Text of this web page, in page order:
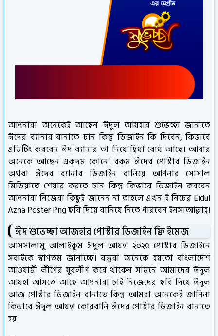
আপনারা অনেকেই আছেন ঈদুল আযহার শুভেচ্ছা জানাতে
ঈদের ব্যানার বানাতে চান কিন্তু ডিজাইন কি দিবেন, কিভাবে
এডিটিং করবেন ঈদ ব্যানার তা নিয়ে দ্বিধা বোধ আছে। আবার
অনেকে আছেন একদম কোনো রকম ঈদের পোস্টার ডিজাইন
অথবা ঈদের ব্যানার ডিজাইন বানিয়ে আপনার সোসাল
মিডিয়াতে শেয়ার করতে চান কিন্তু কিভাবে ডিজাইন করবেন
আপনারা নিজেরা কিছুই জানেন না তাহলে এখন ই নিচের Eidul
Azha Poster Png ছবি দিয়ে বানিয়ে নিতে পারবেন ইনসাআল্লাহ্।
ঈদ শুভেচ্ছা আজহার পোস্টার ডিজাইন ফ্রি ইমেজ
আসসালামু আলাইকুম ঈদুল আযহা ২০২৫ পোস্টার ডিজাইনে
সবাইকে স্বাগতম জানাচ্ছে। বন্ধুরা অনেকে হয়তো বাংলাদেশ
আওয়ামী লীগের যুবলীগ করে থাকেন সামনে আমাদের ঈদুল
আযহা আসতে আছে আপনারা চাই নিজেদের ছবি দিয়ে ঈদুল
আজ পোস্টার ডিজাইন বানাতে কিন্তু আমরা অনেকেই জানিনা
কিভাবে ঈদুল আযহা কোরবানি ঈদের পোস্টার ডিজাইন বানাতে
হয়।